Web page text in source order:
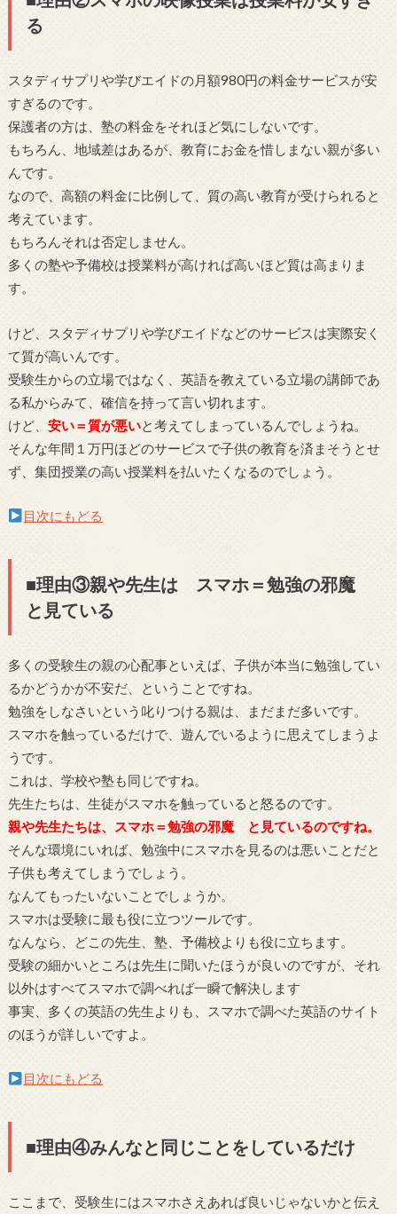
る
スタディサプリや学びエイドの月額980円の料金サービスが安
すぎるのです。
保護者の方は、塾の料金をそれほど気にしないです。
もちろん、地域差はあるが、教育にお金を惜しまない親が多い
んです。
なので、高額の料金に比例して、質の高い教育が受けられると
考えています。
もちろんそれは否定しません。
多くの塾や予備校は授業料が高ければ高いほど質は高まりま
す。
けど、スタディサプリや学びエイドなどのサービスは実際安く
て質が高いんです。
受験生からの立場ではなく、英語を教えている立場の講師であ
る私からみて、確信を持って言い切れます。
けど、 安い＝質が悪いと考えてしまっているんでしょうね。
そんな年間１万円ほどのサービスで子供の教育を済まそうとせ
ず、集団授業の高い授業料を払いたくなるのでしょう。
目次にもどる
■理由③親や先生は スマホ＝勉強の邪魔
と見ている
多くの受験生の親の心配事といえば、子供が本当に勉強してい
るかどうかが不安だ、ということですね。
勉強をしなさいという叱りつける親は、まだまだ多いです。
スマホを触っているだけで、遊んでいるように思えてしまうよ
うです。
これは、学校や塾も同じですね。
先生たちは、生徒がスマホを触っていると怒るのです。
親や先生たちは、スマホ＝勉強の邪魔 と見ているのですね。
そんな環境にいれば、勉強中にスマホを見るのは悪いことだと
子供も考えてしまうでしょう。
なんてもったいないことでしょうか。
スマホは受験に最も役に立つツールです。
なんなら、どこの先生、塾、予備校よりも役に立ちます。
受験の細かいところは先生に聞いたほうが良いのですが、それ
以外はすべてスマホで調べれば一瞬で解決します
事実、多くの英語の先生よりも、スマホで調べた英語のサイト
のほうが詳しいですよ。
目次にもどる
■理由④みんなと同じことをしているだけ
ここまで、受験生にはスマホさえあれば良いじゃないかと伝え